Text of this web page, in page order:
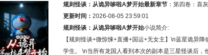
规则怪谈：从诡异哆啦A梦开始最新章节 ： 第四卷：喜
更新时间： 2026-08-05 23:59:01
规则怪谈：从诡异哆啦A梦开始小说简介:
【规则怪谈+微惊悚+直播+国运+无女主】\n蓝星诡异
学生。 \n当所有龙国人看到本次的副本是三星怪谈后
小二弟弟作品集：
新书推荐： 我真不用重生啊[新] 急诊科：这
谢总别虐了，夫人是十年前穿回来的[新]
重生后，谁还要当诰命夫人
纯情傻子是军官？大小姐娇宠他 [新]
道印临天[新]